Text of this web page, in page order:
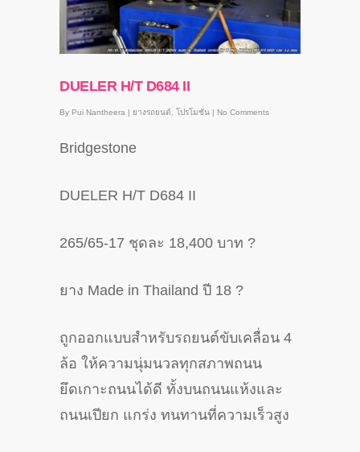
DUELER H/T D684 II
By Pui Nantheera | ยางรถยนต์ โปรโมชั่น | No Comments
Bridgestone
DUELER H/T D684 II
265/65-17 ชุดละ 18,400 บาท ?
ยาง Made in Thailand ปี 18 ?
ถูกออกแบบสำหรับรถยนต์ขับเคลื่อน 4
ล้อ ให้ความนุ่มนวลทุกสภาพถนน
ยึดเกาะถนนได้ดี ทั้งบนถนนแห้งและ
ถนนเปียก แกร่ง ทนทานที่ความเร็วสูง